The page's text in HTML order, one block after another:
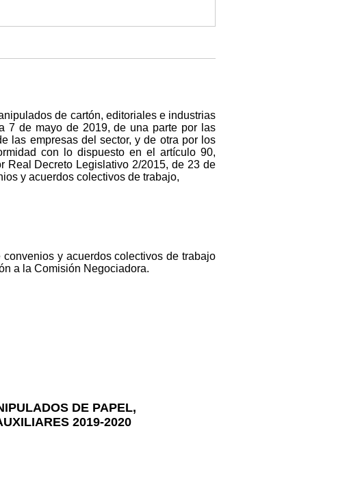
de cartón, editoriales e industrias
7 de mayo de 2019, de una parte por las
las empresas del sector, y de otra por los
con lo dispuesto en el artículo 90,
Real Decreto Legislativo 2/2015, de 23 de
y acuerdos colectivos de trabajo,
y acuerdos colectivos de trabajo
a la Comisión Negociadora.
DE PAPEL,
2019-2020